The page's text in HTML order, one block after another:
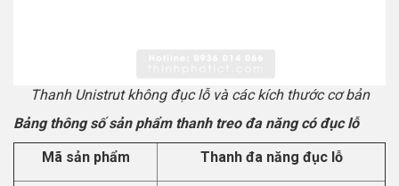
Thanh Unistrut không đục lỗ và các kích thước cơ bản
Bảng thông số sản phẩm thanh treo đa năng có đục lỗ
Mã sản phẩm
Thanh đa năng đục lỗ